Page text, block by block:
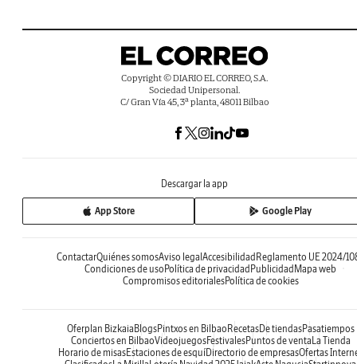
Copyright © DIARIO EL CORREO, S.A.
Sociedad Unipersonal.
C/ Gran Vía 45, 3ª planta, 48011 Bilbao
Descargar la app
App Store Google Play
ContactarQuiénes somosAviso legalAccesibilidadReglamento UE 2024/
Condiciones de usoPolítica de privacidadPublicidadMapa web
Compromisos editorialesPolítica de cookies
Oferplan BizkaiaBlogsPintxos en BilbaoRecetasDe tiendasPasatiempos
Conciertos en BilbaoVideojuegosFestivalesPuntos de ventaLa Tienda
Horario de misasEstaciones de esquíDirectorio de empresasOfertas